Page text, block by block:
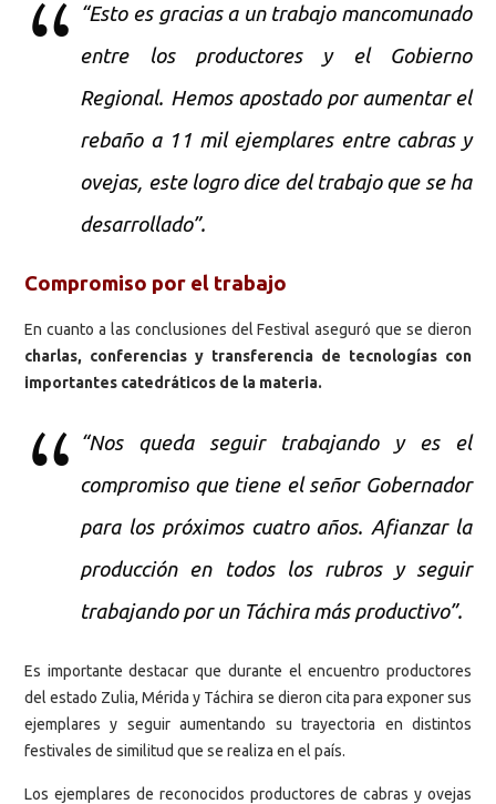
“Esto es gracias a un trabajo mancomunado
entre los productores y el Gobierno
Regional. Hemos apostado por aumentar el
rebaño a 11 mil ejemplares entre cabras y
ovejas, este logro dice del trabajo que se ha
desarrollado”.
Compromiso por el trabajo
En cuanto a las conclusiones del Festival aseguró que se dieron
charlas, conferencias y transferencia de tecnologías con
importantes catedráticos de la materia.
“Nos queda seguir trabajando y es el
compromiso que tiene el señor Gobernador
para los próximos cuatro años. Afianzar la
producción en todos los rubros y seguir
trabajando por un Táchira más productivo”.
Es importante destacar que durante el encuentro productores
del estado Zulia, Mérida y Táchira se dieron cita para exponer sus
ejemplares y seguir aumentando su trayectoria en distintos
festivales de similitud que se realiza en el país.
Los ejemplares de reconocidos productores de cabras y ovejas